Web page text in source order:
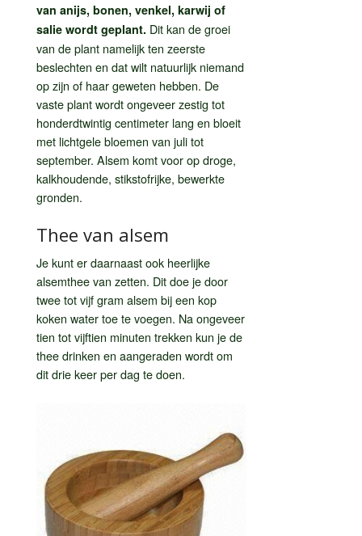
van anijs, bonen, venkel, karwij of
salie wordt geplant. Dit kan de groei
van de plant namelijk ten zeerste
beslechten en dat wilt natuurlijk niemand
op zijn of haar geweten hebben. De
vaste plant wordt ongeveer zestig tot
honderdtwintig centimeter lang en bloeit
met lichtgele bloemen van juli tot
september. Alsem komt voor op droge,
kalkhoudende, stikstofrijke, bewerkte
gronden.
Thee van alsem
Je kunt er daarnaast ook heerlijke
alsemthee van zetten. Dit doe je door
twee tot vijf gram alsem bij een kop
koken water toe te voegen. Na ongeveer
tien tot vijftien minuten trekken kun je de
thee drinken en aangeraden wordt om
dit drie keer per dag te doen.